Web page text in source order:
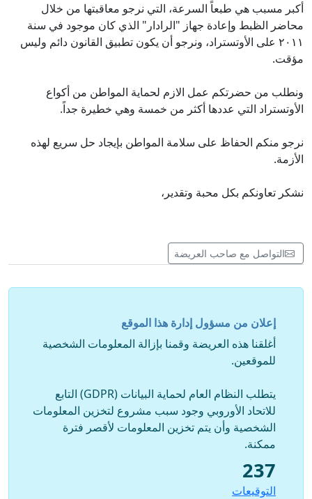
أكبر مسبب هي طبعاً السرعة، التي نرجو معاقبتها من خلال
محاضر الظبط وإعادة جهاز "الرادار" الذي كان موجود في سنة
٢٠١١ على الأوتستراد، ونرجو أن يكون تطبيق القانون دائم وليس
مؤقت.
ونطلب من حضرتكم عمل الازم لحماية المواطن من أكواع
الأوتستراد التي عددها أكثر من خمسة وهي خطيرة جداً.
نرجو منكم الحفاظ على سلامة المواطن بإيجاد حل سريع لهذه
الأزمة.
نشكر تعاونكم بكل محبة وتقدير،
التواصل مع صاحب العريضة
إعلان من مسؤول إدارة هذا الموقع
أغلقنا هذه العريضة وقمنا بإزالة المعلومات الشخصية
للموقعين.
يتطلب النظام العام لحماية البيانات (GDPR) التابع
للاتحاد الأوروبي وجود سبب مشروع لتخزين المعلومات
الشخصية وأن يتم تخزين المعلومات لأقصر فترة
ممكنة.
237
التوقيعات